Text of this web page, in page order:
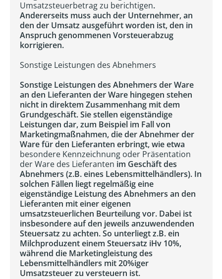
Umsatzsteuerbetrag zu berichtigen.
Andererseits muss auch der Unternehmer, an
den der Umsatz ausgeführt worden ist, den in
Anspruch genommenen Vorsteuerabzug
korrigieren.
Sonstige Leistungen des Abnehmers
Sonstige Leistungen des Abnehmers der Ware
an den Lieferanten der Ware hingegen stehen
nicht in direktem Zusammenhang mit dem
Grundgeschäft. Sie stellen eigenständige
Leistungen dar, zum Beispiel im Fall von
Marketingmaßnahmen, die der Abnehmer der
Ware für den Lieferanten erbringt, wie etwa
besondere Kennzeichnung oder Präsentation
der Ware des Lieferanten im Geschäft des
Abnehmers (z.B. eines Lebensmittelhändlers). In
solchen Fällen liegt regelmäßig eine
eigenständige Leistung des Abnehmers an den
Lieferanten mit einer eigenen
umsatzsteuerlichen Beurteilung vor. Dabei ist
insbesondere auf den jeweils anzuwendenden
Steuersatz zu achten. So unterliegt z.B. ein
Milchproduzent einem Steuersatz iHv 10%,
während die Marketingleistung des
Lebensmittelhändlers mit 20%iger
Umsatzsteuer zu versteuern ist.